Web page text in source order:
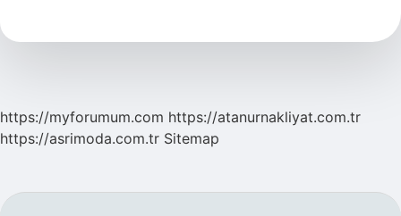
https://myforumum.com https://atanurnakliyat.com.tr
https://asrimoda.com.tr Sitemap